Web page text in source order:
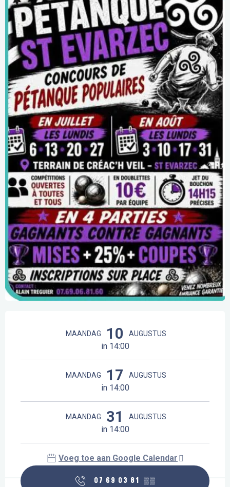
MAANDAG 10 AUGUSTUS
in 14:00
MAANDAG 17 AUGUSTUS
in 14:00
MAANDAG 31 AUGUSTUS
in 14:00
Voeg toe aan Google Calendar
07 69 03 81 ▒▒